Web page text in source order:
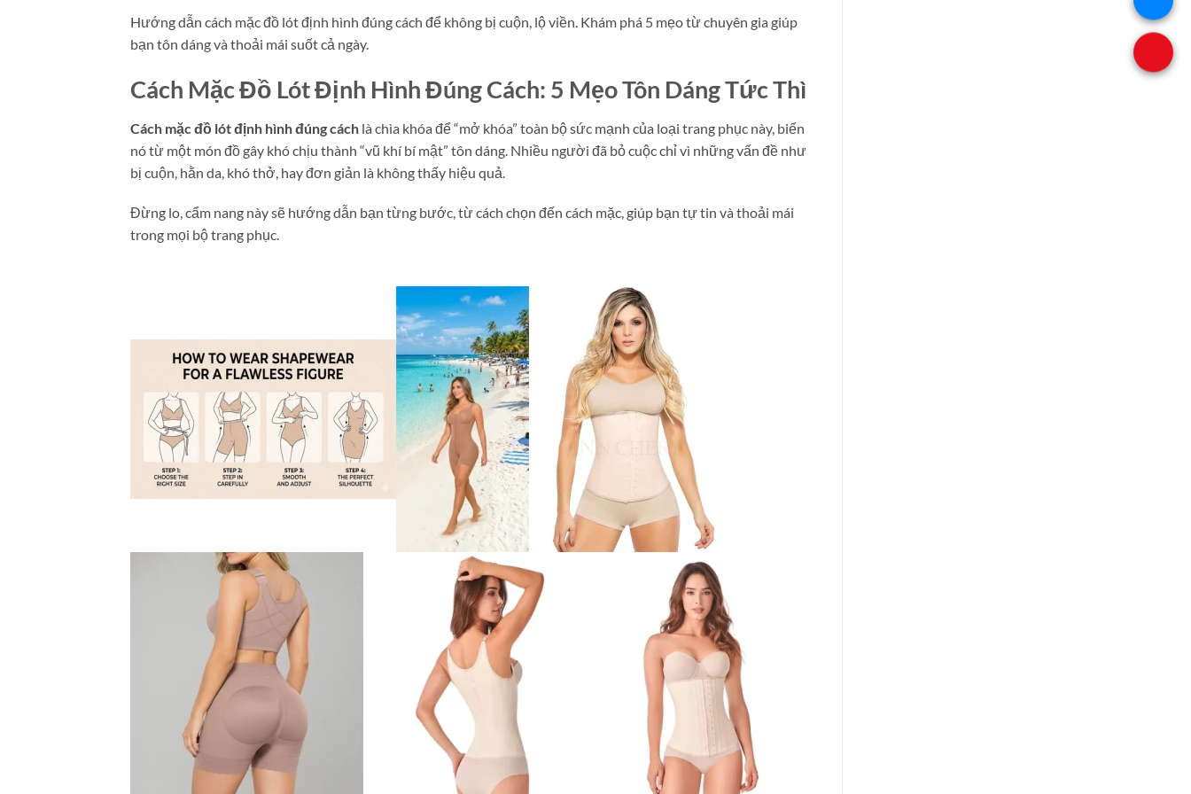
Hướng dẫn cách mặc đồ lót định hình đúng cách để không bị cuộn, lộ viền. Khám phá 5 mẹo từ chuyên gia giúp
bạn tôn dáng và thoải mái suốt cả ngày.
Cách Mặc Đồ Lót Định Hình Đúng Cách: 5 Mẹo Tôn Dáng Tức Thì
Cách mặc đồ lót định hình đúng cách là chìa khóa để “mở khóa” toàn bộ sức mạnh của loại trang phục này, biến
nó từ một món đồ gây khó chịu thành “vũ khí bí mật” tôn dáng. Nhiều người đã bỏ cuộc chỉ vì những vấn đề như
bị cuộn, hằn da, khó thở, hay đơn giản là không thấy hiệu quả.
Đừng lo, cẩm nang này sẽ hướng dẫn bạn từng bước, từ cách chọn đến cách mặc, giúp bạn tự tin và thoải mái
trong mọi bộ trang phục.